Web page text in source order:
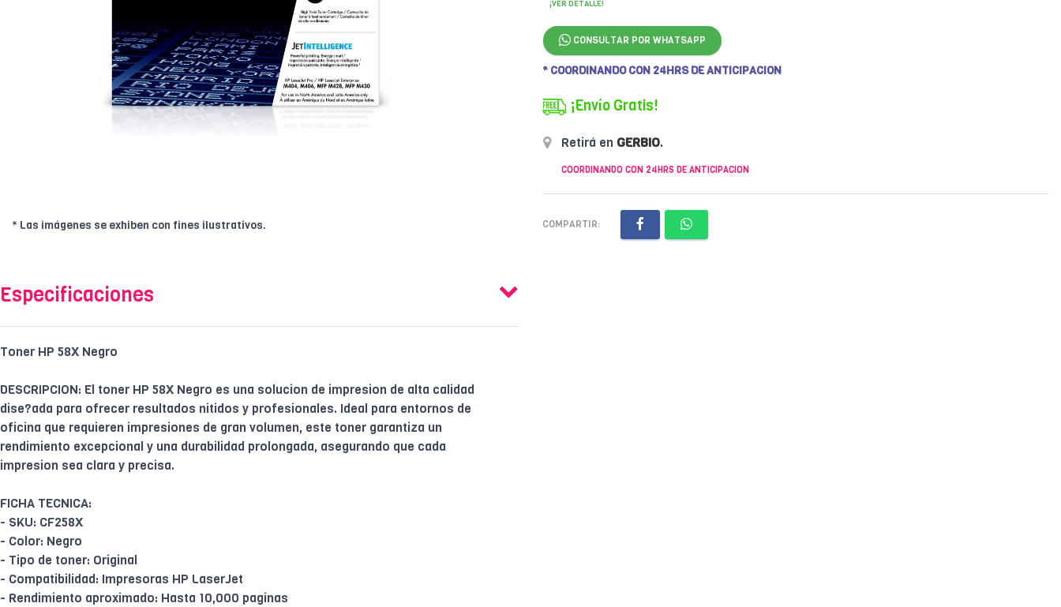
* Las imágenes se exhiben con fines ilustrativos.
¡VER DETALLE!
CONSULTAR POR WHATSAPP
* COORDINANDO CON 24HRS DE ANTICIPACION
¡Envío Gratis!
Retirá en GERBIO.
COORDINANDO CON 24HRS DE ANTICIPACION
COMPARTIR:
Especificaciones
Toner HP 58X Negro
DESCRIPCION: El toner HP 58X Negro es una solucion de impresion de alta calidad
dise?ada para ofrecer resultados nitidos y profesionales. Ideal para entornos de
oficina que requieren impresiones de gran volumen, este toner garantiza un
rendimiento excepcional y una durabilidad prolongada, asegurando que cada
impresion sea clara y precisa.
FICHA TECNICA:
- SKU: CF258X
- Color: Negro
- Tipo de toner: Original
- Compatibilidad: Impresoras HP LaserJet
- Rendimiento aproximado: Hasta 10,000 paginas